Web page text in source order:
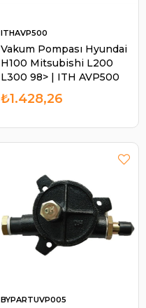
Vakum Pompası Hyundai
H100 Mitsubishi L200
L300 98> | ITH AVP500
ITHAVP500
₺1.428,26
BYPARTUVP005